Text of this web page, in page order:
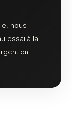
nous
essai à la
en